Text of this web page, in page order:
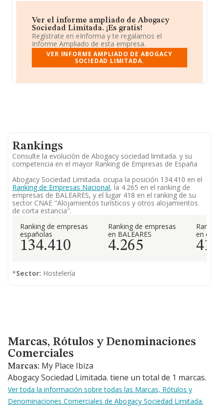
Ver el informe ampliado de Abogacy
Sociedad Limitada. ¡Es gratis!
Regístrate en eInforma y te regalamos el
Informe Ampliado de esta empresa.
VER INFORME AMPLIADO DE ABOGACY
SOCIEDAD LIMITADA.
Rankings
Consulte la evolución de Abogacy sociedad limitada. y su
competencia en el mayor Ranking de Empresas de España
Abogacy Sociedad Limitada. ocupa la posición 134.410 en el
Ranking de Empresas Nacional, la 4.265 en el ranking de
empresas de BALEARES, y el lugar 418 en el ranking de su
sector CNAE "Alojamientos turísticos y otros alojamientos
de corta estancia".
Ranking de empresas
españolas
134.410
Ranking de empresas
en BALEARES
4.265
en el
418
*Sector: Hostelería
Marcas, Rótulos y Denominaciones Comerciales
Marcas, Rótulos y Denominaciones
Comerciales
Marcas: My Place Ibiza
Abogacy Sociedad Limitada. tiene un total de 1 marcas.
Ver toda la información sobre todas las Marcas, Rótulos y
Denominaciones Comerciales de Abogacy Sociedad Limitada.